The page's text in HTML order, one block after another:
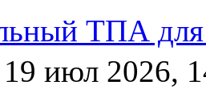
ТПА для
19 июл 2026,